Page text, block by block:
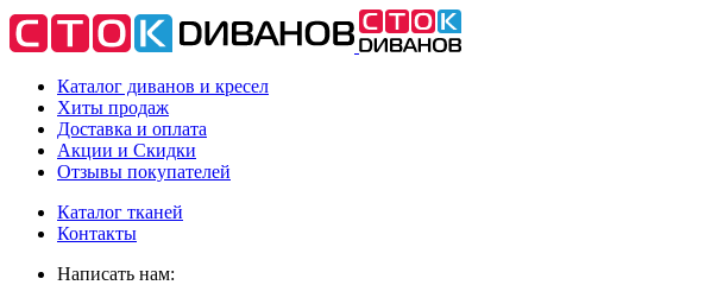
Каталог диванов и кресел
Хиты продаж
Доставка и оплата
Акции и Скидки
Отзывы покупателей
Каталог тканей
Контакты
Написать нам: